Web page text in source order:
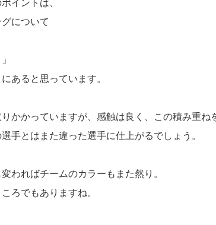
イントは、
について
あると思っています。
かかっていますが、感触は良く、この積み重ね
手とはまた違った選手に仕上がるでしょう。
わればチームのカラーもまた然り。
ろでもありますね。